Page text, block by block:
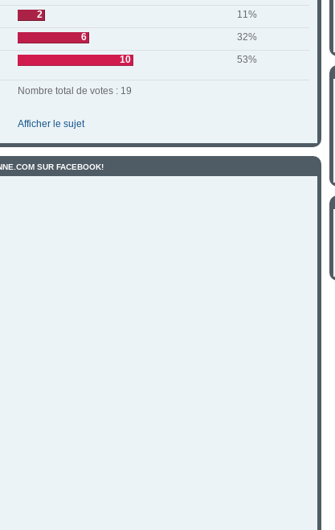
2
11%
6
32%
10 53%
Nombre total de votes : 19
Afficher le sujet
SUR FACEBOOK!